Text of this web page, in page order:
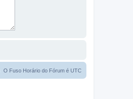
O Fuso Horário do Fórum é UTC